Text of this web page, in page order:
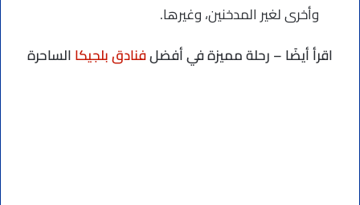
وأخرى لغير المدخنين، وغيرها.
اقرأ أيضًا – رحلة مميزة في أفضلفنادق بلجيكاالساحرة